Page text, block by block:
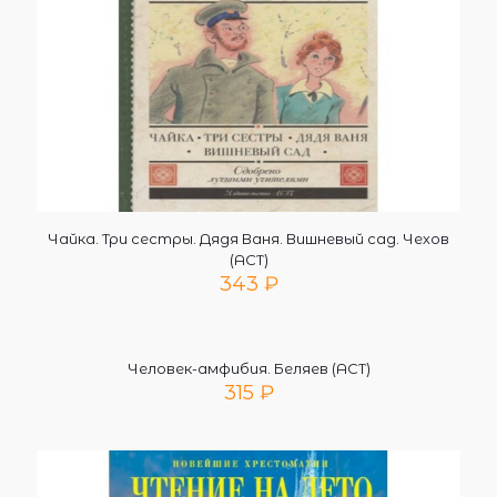
Чайка. Три сестры. Дядя Ваня. Вишневый сад. Чехов
(АСТ)
343 ₽
Человек-амфибия. Беляев (АСТ)
315 ₽